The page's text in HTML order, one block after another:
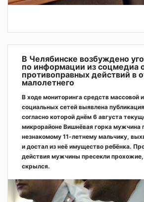
В Челябинске возбуждено
по информации из соцмедиа
противоправных действий в
малолетнего
В ходе мониторинга средств массовой
социальных сетей выявлена
согласно которой днём 6 августа
микрорайоне Вишнёвая горка мужчина
незнакомому 11-летнему мальчику,
и достал из неё имущество ребёнка.
действия мужчины пресекли прохожие,
скрылся.